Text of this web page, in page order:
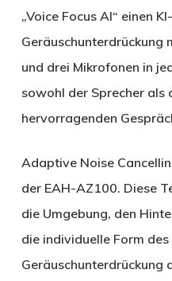
„Voice Focus AI“ einen
Geräuschunterdrückung
und drei Mikrofonen in
sowohl der Sprecher als
hervorragenden
Adaptive Noise
der EAH-AZ100. Diese
die Umgebung, den
die individuelle Form
Geräuschunterdrückung